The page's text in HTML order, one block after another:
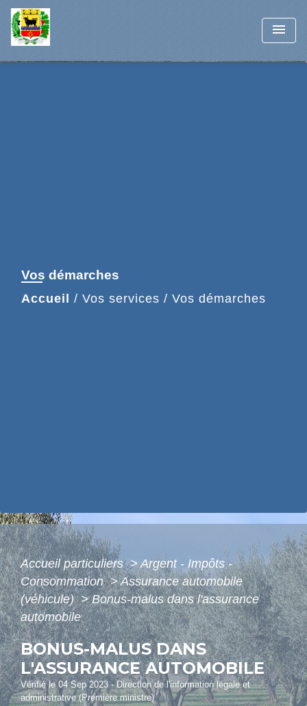
menu
Vos démarches
Accueil / Vos services / Vos démarches
Accueil particuliers> Argent - Impôts -
Consommation> Assurance automobile
(véhicule)> Bonus-malus dans l'assurance
automobile
BONUS-MALUS DANS
L'ASSURANCE AUTOMOBILE
Vérifié le 04 Sep 2023 - Direction de l'information légale et
administrative (Première ministre)